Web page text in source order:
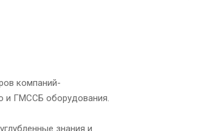
компаний-
и ГМССБ оборудования.
знания и